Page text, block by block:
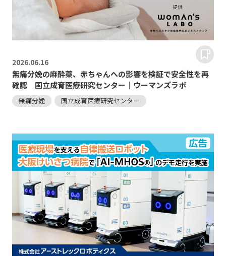
2026.06.16
無痛分娩の麻酔薬、赤ちゃんへの影響を検証で安全性を再
確認 国立成育医療研究センター｜ウーマンズラボ
無痛分娩 国立成育医療研究センター